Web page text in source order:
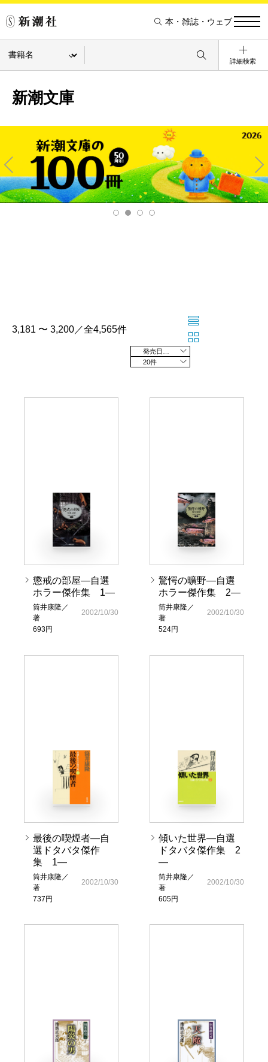
本・雑誌・ウェブ
詳細検索
新潮文庫
Pre
v
Ne
xt
3,181 〜 3,200／全4,565件
20件
懲戒の部屋―自選
ホラー傑作集 1―
筒井康隆／
著
693円
2002/10/30
驚愕の曠野―自選
ホラー傑作集 2―
筒井康隆／
著
524円
2002/10/30
最後の喫煙者―自
選ドタバタ傑作
集 1―
筒井康隆／
著
737円
2002/10/30
傾いた世界―自選
ドタバタ傑作集 2
―
筒井康隆／
著
605円
2002/10/30